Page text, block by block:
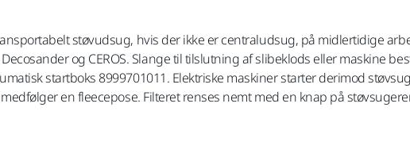
støvudsug, hvis der ikke er centraludsug, på midlertidige
og CEROS. Slange til tilslutning af slibeklods eller maskine
startboks 8999701011. Elektriske maskiner starter derimod
en fleecepose. Filteret renses nemt med en knap på